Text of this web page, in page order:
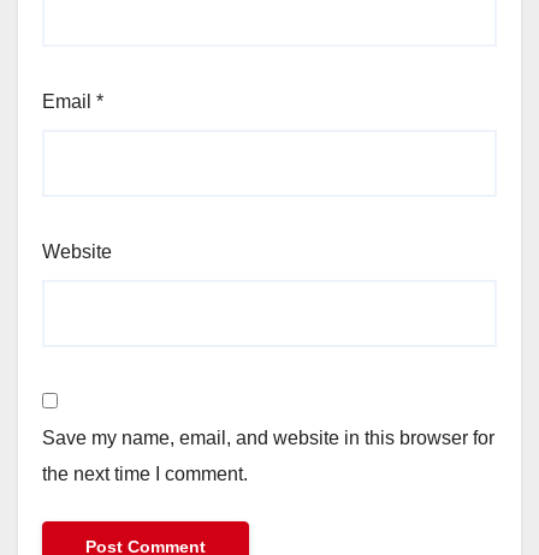
Email *
Website
Save my name, email, and website in this browser for
the next time I comment.